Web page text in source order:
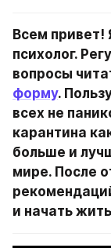
Всем привет!
психолог.
вопросы
форму.
всех не
карантина
больше и
мире. После
и начать